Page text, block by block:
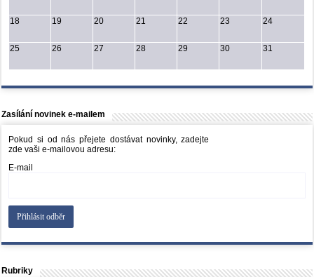
18 19 20 21 22 23 24
25 26 27 28 29 30 31
Zasílání novinek e-mailem
Pokud si od nás přejete dostávat novinky, zadejte
zde vaši e-mailovou adresu:
E-mail
Rubriky